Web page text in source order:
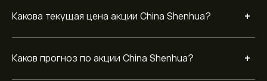
Какова текущая цена акции China Shenhua? +
Каков прогноз по акции China Shenhua? +